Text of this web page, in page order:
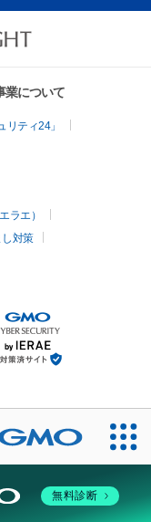
業について
ティ24」
ラエ）
対策
無料診断